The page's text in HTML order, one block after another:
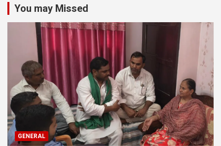
You may Missed
GENERAL